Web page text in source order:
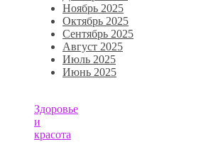
Ноябрь 2025
Октябрь 2025
Сентябрь 2025
Август 2025
Июль 2025
Июнь 2025
Здоровье
и
красота